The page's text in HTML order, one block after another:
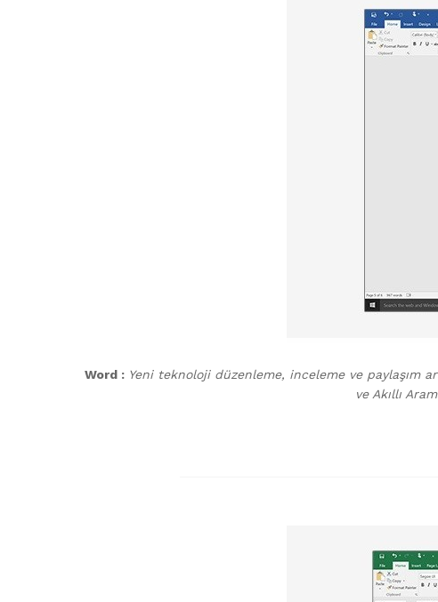
Word : Yeni teknoloji düzenleme, inceleme ve paylaşım
ve Akıllı